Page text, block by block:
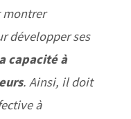
montrer
développer ses
capacité à
. Ainsi, il doit
à